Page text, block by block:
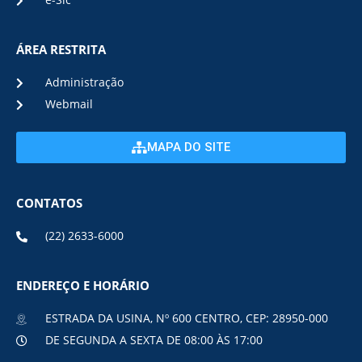
ÁREA RESTRITA
Administração
Webmail
MAPA DO SITE
CONTATOS
(22) 2633-6000
ENDEREÇO E HORÁRIO
ESTRADA DA USINA, Nº 600 CENTRO, CEP: 28950-000
DE SEGUNDA A SEXTA DE 08:00 ÀS 17:00